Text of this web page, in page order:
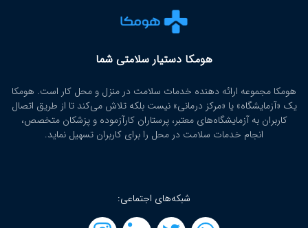
هومکا دستیار سلامتی شما
هومکا مجموعه ارائه‌ دهنده خدمات سلامت در منزل و محل کار است. هومکا
یک «آزمایشگاه» یا «مرکز درمانی» نیست بلکه تلاش می‌کند تا از طریق اتصال
کاربران به آزمایشگاه‌های معتبر، پرستاران کارآزموده و پزشکان متخصص،
انجام خدمات سلامت در محل را برای کاربران تسهیل نماید.
شبکه‌های اجتماعی: